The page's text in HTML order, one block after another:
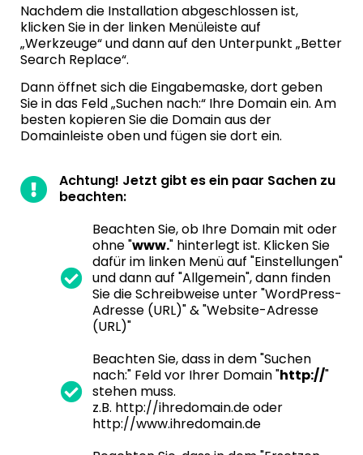
Nachdem die Installation abgeschlossen ist,
klicken Sie in der linken Menüleiste auf
„Werkzeuge“ und dann auf den Unterpunkt „Better
Search Replace“.
Dann öffnet sich die Eingabemaske, dort geben
Sie in das Feld „Suchen nach:“ Ihre Domain ein. Am
besten kopieren Sie die Domain aus der
Domainleiste oben und fügen sie dort ein.
Achtung! Jetzt gibt es ein paar Sachen zu
beachten:
Beachten Sie, ob Ihre Domain mit oder
ohne "www." hinterlegt ist. Klicken Sie
dafür im linken Menü auf "Einstellungen"
und dann auf "Allgemein", dann finden
Sie die Schreibweise unter "WordPress-
Adresse (URL)" & "Website-Adresse
(URL)"
Beachten Sie, dass in dem "Suchen
nach:" Feld vor Ihrer Domain "http://"
stehen muss.
z.B. http://ihredomain.de oder
http://www.ihredomain.de